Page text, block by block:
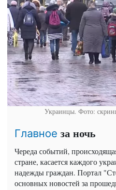
Украинцы. Фото:
Главное за ночь
Череда событий,
стране, касается каждого
надежды граждан. Портал
основных новостей за